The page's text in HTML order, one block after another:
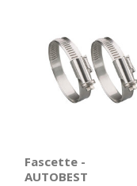
Fascette -
AUTOBEST